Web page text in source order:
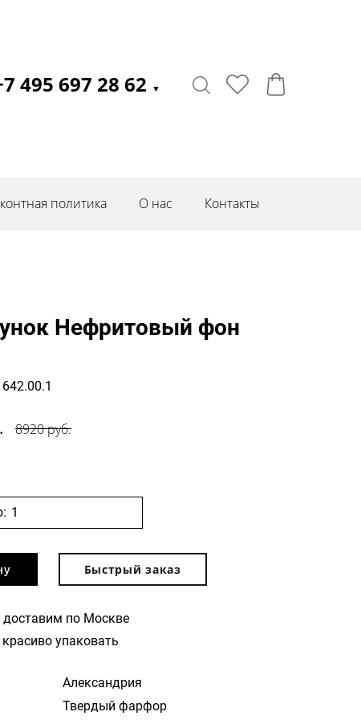
495 697 28 62 ▼
политика О нас Контакты
Нефритовый фон
8920 руб.
Быстрый заказ
доставим по Москве
упаковать
Александрия
Твердый фарфор